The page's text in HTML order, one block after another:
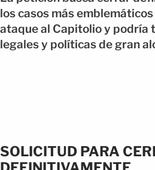
los casos más
ataque al Capitolio y podría
legales y políticas de gran
SOLICITUD PARA